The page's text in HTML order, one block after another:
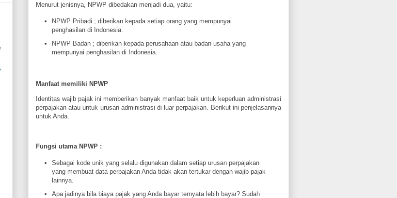
Menurut jenisnya, NPWP dibedakan menjadi dua, yaitu:
NPWP Pribadi ; diberikan kepada setiap orang yang mempunyai
penghasilan di Indonesia.
NPWP Badan ; diberikan kepada perusahaan atau badan usaha yang
mempunyai penghasilan di Indonesia.
Manfaat memiliki NPWP
Identitas wajib pajak ini memberikan banyak manfaat baik untuk keperluan administrasi
perpajakan atau untuk urusan administrasi di luar perpajakan. Berikut ini penjelasannya
untuk Anda.
Fungsi utama NPWP :
Sebagai kode unik yang selalu digunakan dalam setiap urusan perpajakan
yang membuat data perpajakan Anda tidak akan tertukar dengan wajib pajak
lainnya.
Apa jadinya bila biaya pajak yang Anda bayar ternyata lebih bayar? Sudah